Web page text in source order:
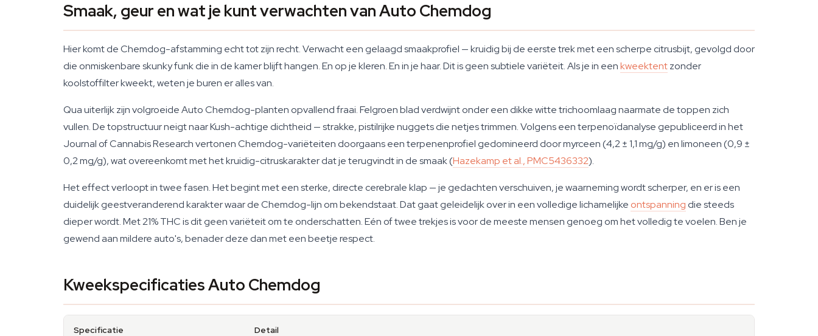
Smaak, geur en wat je kunt verwachten van Auto Chemdog
Hier komt de Chemdog-afstamming echt tot zijn recht. Verwacht een gelaagd smaakprofiel — kruidig bij de eerste trek met een scherpe citrusbijt, gevolgd door
die onmiskenbare skunky funk die in de kamer blijft hangen. En op je kleren. En in je haar. Dit is geen subtiele variëteit. Als je in eenkweektentzonder
koolstoffilter kweekt, weten je buren er alles van.
Qua uiterlijk zijn volgroeide Auto Chemdog-planten opvallend fraai. Felgroen blad verdwijnt onder een dikke witte trichoomlaag naarmate de toppen zich
vullen. De topstructuur neigt naar Kush-achtige dichtheid — strakke, pistilrijke nuggets die netjes trimmen. Volgens een terpenoïdanalyse gepubliceerd in het
Journal of Cannabis Research vertonen Chemdog-variëteiten doorgaans een terpenenprofiel gedomineerd door myrceen (4,2 ± 1,1 mg/g) en limoneen (0,9 ±
0,2 mg/g), wat overeenkomt met het kruidig-citruskarakter dat je terugvindt in de smaak (Hazekamp et al., PMC5436332).
Het effect verloopt in twee fasen. Het begint met een sterke, directe cerebrale klap — je gedachten verschuiven, je waarneming wordt scherper, en er is een
duidelijk geestveranderend karakter waar de Chemdog-lijn om bekendstaat. Dat gaat geleidelijk over in een volledige lichamelijke ontspanning die steeds
dieper wordt. Met 21% THC is dit geen variëteit om te onderschatten. Eén of twee trekjes is voor de meeste mensen genoeg om het volledig te voelen. Ben je
gewend aan mildere auto's, benader deze dan met een beetje respect.
Kweekspecificaties Auto Chemdog
Specificatie Detail